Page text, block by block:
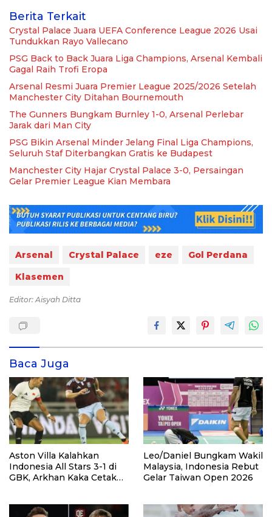
Berita Terkait
Crystal Palace Juara UEFA Conference League 2026 Usai
Tundukkan Rayo Vallecano
PSG Back to Back Juara Liga Champions, Arsenal Kembali
Gagal Raih Trofi Eropa
Arsenal Resmi Juara Premier League 2025/2026 Setelah
Manchester City Ditahan Bournemouth
The Gunners Bungkam Burnley 1-0, Arsenal Perlebar
Jarak dari Man City
PSG Bikin Arsenal Minder Jelang Final Liga Champions,
Seluruh Staf Diterbangkan Gratis ke Budapest
Manchester City Hajar Crystal Palace 3-0, Persaingan
Gelar Premier League Kian Membara
Arsenal Crystal Palace eze
Gol Perdana
Klasemen
Editor: Aisyah Ditta
Baca Juga
Aston Villa Kalahkan
Indonesia All Stars 3-1 di
GBK, Arkhan Kaka Cetak
Leo/Daniel Bungkam Wakil
Malaysia, Indonesia Rebut
Gelar Taiwan Open 2026